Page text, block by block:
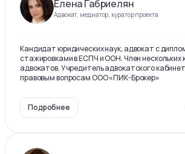
Елена Габриелян
Адвокат, медиатор, куратор проекта
Кандидат юридических наук, адвокат с
стажировками в ЕСПЧ и ООН. Член нескольких
адвокатов. Учредитель адвокатского
правовым вопросам ООО «ПИК-Брокер»
Подробнее